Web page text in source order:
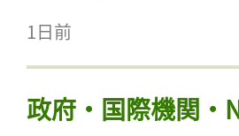
1日前
政府・国際機関・